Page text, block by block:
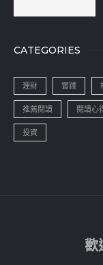
CATEGORIES
理財 實踐
推薦閱讀 閱讀心
投資
歡